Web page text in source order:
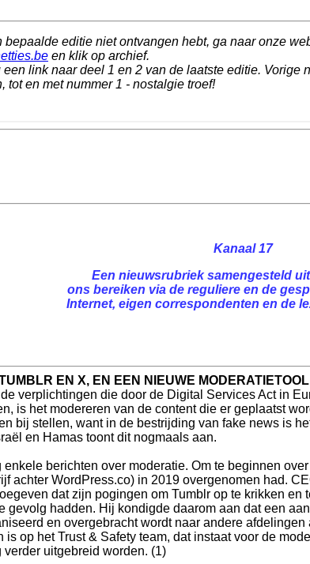
bepaalde editie niet ontvangen hebt, ga naar onze
en klik op archief.
een link naar deel 1 en 2 van de laatste editie. Vorige
tot en met nummer 1 - nostalgie troef!
Kanaal 17
Een nieuwsrubriek samengesteld
ons bereiken via de reguliere en de
Internet, eigen correspondenten en de
EN X, EN EEN NIEUWE
verplichtingen die door de Digital Services Act in
is het modereren van de content die er geplaatst
bij stellen, want in de bestrijding van fake news is
en Hamas toont dit nogmaals aan.
enkele berichten over moderatie. Om te beginnen
achter WordPress.co) in 2019 overgenomen had.
dat zijn pogingen om Tumblr op te krikken en
gevolg hadden. Hij kondigde daarom aan dat een
en overgebracht wordt naar andere afdelingen
is op het Trust & Safety team, dat instaat voor de
verder uitgebreid worden. (1)